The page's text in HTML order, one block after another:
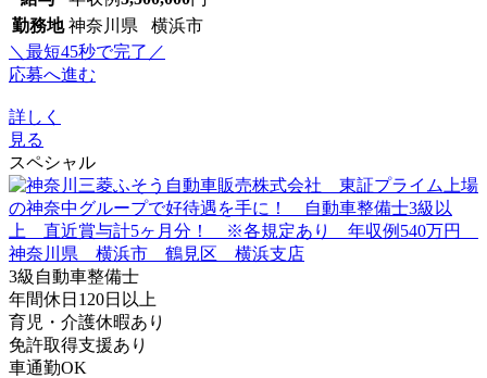
勤務地 神奈川県 横浜市
＼最短45秒で完了／
応募へ進む
詳しく
見る
スペシャル
3級自動車整備士
年間休日120日以上
育児・介護休暇あり
免許取得支援あり
車通勤OK